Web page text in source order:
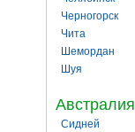
Черногорск
Чита
Шемордан
Шуя
Австралия
Сидней